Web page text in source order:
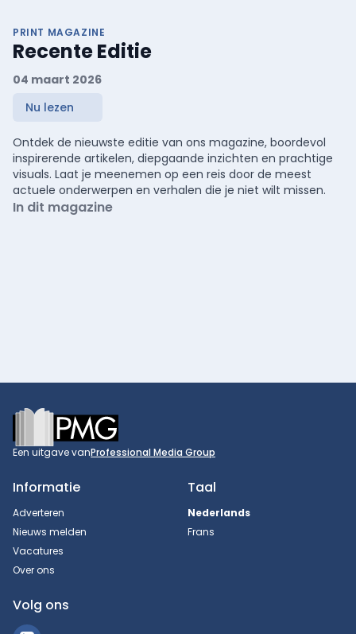
PRINT MAGAZINE
Recente Editie
04 maart 2026
Nu lezen
Ontdek de nieuwste editie van ons magazine, boordevol
inspirerende artikelen, diepgaande inzichten en prachtige
visuals. Laat je meenemen op een reis door de meest
actuele onderwerpen en verhalen die je niet wilt missen.
In dit magazine
Footer
Een uitgave vanProfessional Media Group
Informatie
Adverteren
Nieuws melden
Vacatures
Over ons
Taal
Nederlands
Frans
Volg ons